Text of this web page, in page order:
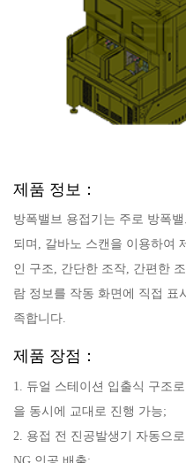
제품 정보：
방폭밸브 용접기는 주로 방폭
되며, 갈바노 스캔을 이용하여
인 구조, 간단한 조작, 간편한
람 정보를 작동 화면에 직접 표
족합니다.
제품 장점：
1. 듀얼 스테이션 입출식 구조
을 동시에 교대로 진행 가능;
2. 용접 전 진공발생기 자동으